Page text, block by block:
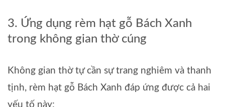
3. Ứng dụng rèm hạt gỗ Bách Xanh
trong không gian thờ cúng
Không gian thờ tự cần sự trang nghiêm và thanh
tịnh, rèm hạt gỗ Bách Xanh đáp ứng được cả hai
yếu tố này: